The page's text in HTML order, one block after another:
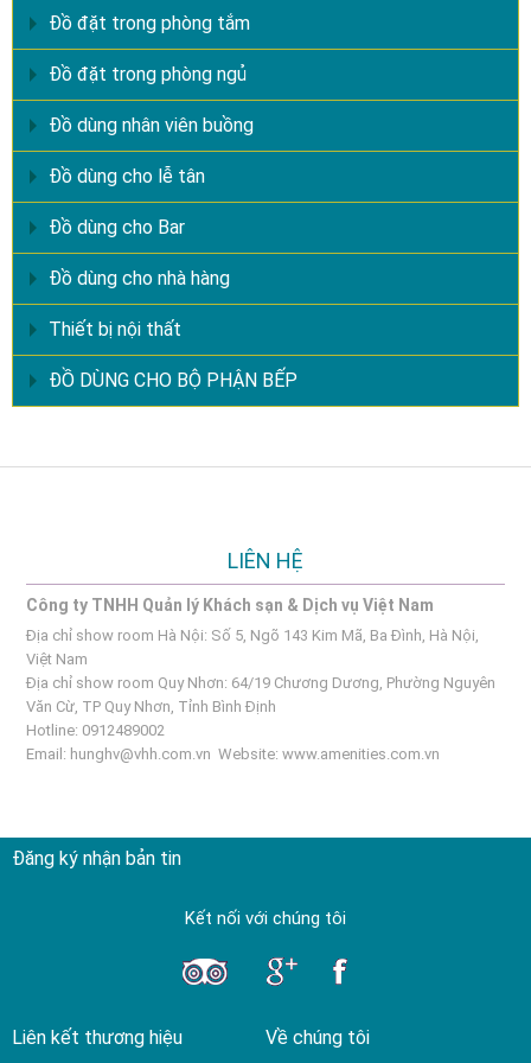
Đồ đặt trong phòng tắm
Đồ đặt trong phòng ngủ
Đồ dùng nhân viên buồng
Đồ dùng cho lễ tân
Đồ dùng cho Bar
Đồ dùng cho nhà hàng
Thiết bị nội thất
ĐỒ DÙNG CHO BỘ PHẬN BẾP
LIÊN HỆ
Công ty TNHH Quản lý Khách sạn & Dịch vụ Việt Nam
Địa chỉ show room Hà Nội: Số 5, Ngõ 143 Kim Mã, Ba Đình, Hà Nội,
Việt Nam
Địa chỉ show room Quy Nhơn: 64/19 Chương Dương, Phường Nguyên
Văn Cừ, TP Quy Nhơn, Tỉnh Bình Định
Hotline: 0912489002
Email: hunghv@vhh.com.vn Website:www.amenities.com.vn
Đăng ký nhận bản tin
Kết nối với chúng tôi
Liên kết thương hiệu Về chúng tôi